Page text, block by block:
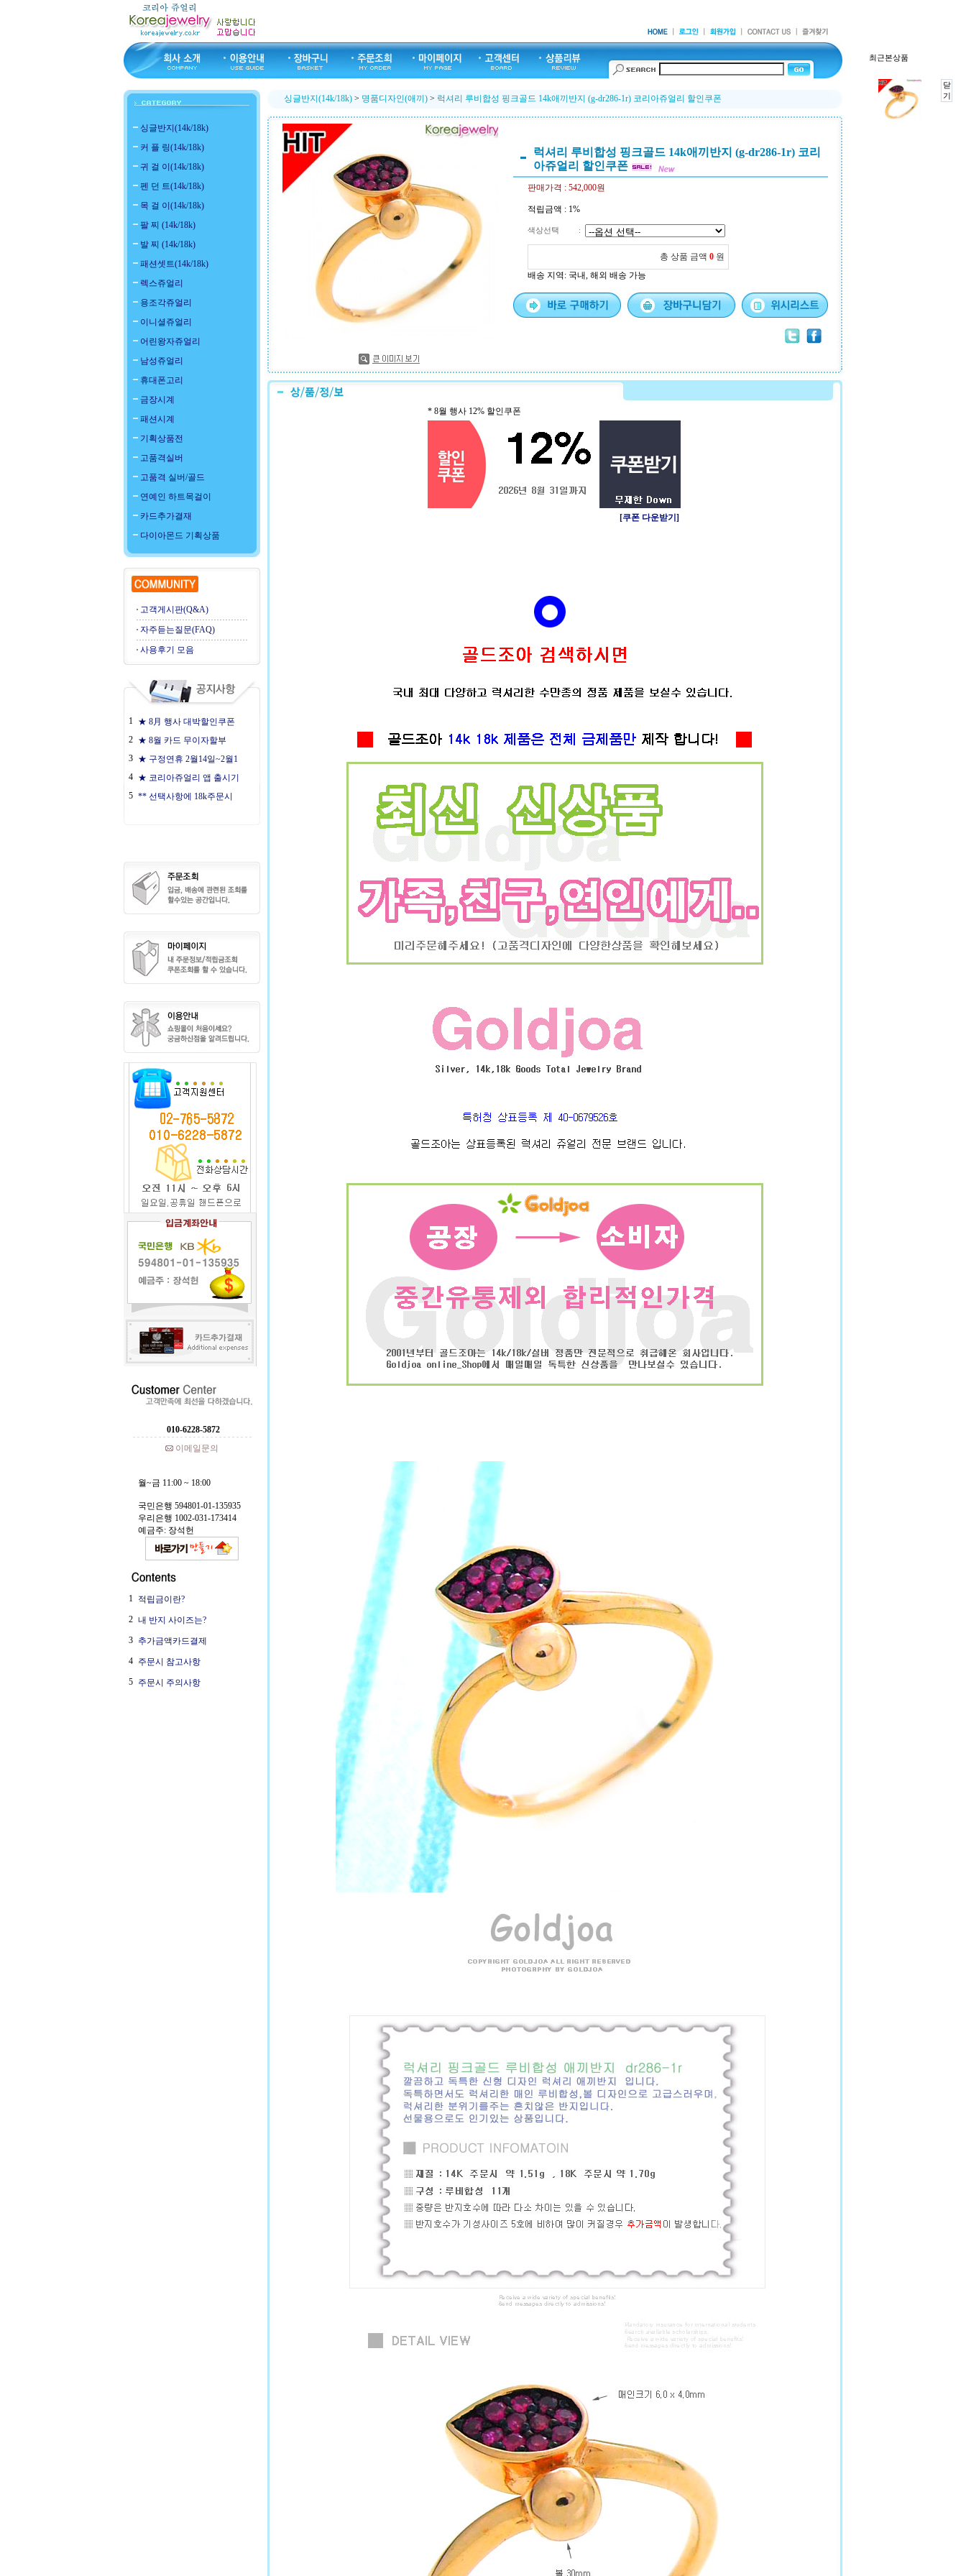
싱글반지(14k/18k)
커 플 링(14k/18k)
귀 걸 이(14k/18k)
펜 던 트(14k/18k)
목 걸 이(14k/18k)
팔 찌 (14k/18k)
발 찌 (14k/18k)
패션셋트(14k/18k)
렉스쥬얼리
용조각쥬얼리
이니셜쥬얼리
어린왕자쥬얼리
남성쥬얼리
휴대폰고리
금장시계
패션시계
기획상품전
고품격실버
고품격 실버/골드
연예인 하트목걸이
카드추가결재
다이아몬드 기획상품
고객게시판(Q&A)
자주듣는질문(FAQ)
사용후기 모음
1 ★ 8月 행사 대박할인쿠폰
2 ★ 8월 카드 무이자할부
3 ★ 구정연휴 2월14일~2월1
4 ★ 코리아쥬얼리 앱 출시기
5 ** 선택사항에 18k주문시
010-6228-5872
이메일문의
월~금 11:00 ~ 18:00
국민은행 594801-01-135935
우리은행 1002-031-173414
예금주: 장석헌
1 적립금이란?
2 내 반지 사이즈는?
3 추가금액카드결제
4 주문시 참고사항
5 주문시 주의사항
싱글반지(14k/18k) > 명품디자인(애끼) > 럭셔리 루비합성 핑크골드 14k애끼반지 (g-dr286-1r) 코리아쥬얼리 할인쿠폰
럭셔리 루비합성 핑크골드 14k애끼반지 (g-dr286-1r) 코리
아쥬얼리 할인쿠폰
판매가격 : 542,000원
적립금액 : 1%
색상선택 :
총 상품 금액 0 원
배송 지역 : 국내, 해외 배송 가능
* 8월 행사 12% 할인쿠폰
[쿠폰 다운받기]
최근본상품
닫
기